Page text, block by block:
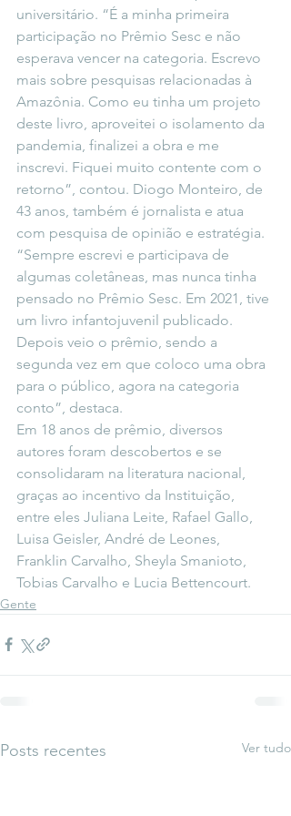
universitário. “É a minha primeira
participação no Prêmio Sesc e não
esperava vencer na categoria. Escrevo
mais sobre pesquisas relacionadas à
Amazônia. Como eu tinha um projeto
deste livro, aproveitei o isolamento da
pandemia, finalizei a obra e me
inscrevi. Fiquei muito contente com o
retorno”, contou. Diogo Monteiro, de
43 anos, também é jornalista e atua
com pesquisa de opinião e estratégia.
“Sempre escrevi e participava de
algumas coletâneas, mas nunca tinha
pensado no Prêmio Sesc. Em 2021, tive
um livro infantojuvenil publicado.
Depois veio o prêmio, sendo a
segunda vez em que coloco uma obra
para o público, agora na categoria
conto”, destaca.
Em 18 anos de prêmio, diversos
autores foram descobertos e se
consolidaram na literatura nacional,
graças ao incentivo da Instituição,
entre eles Juliana Leite, Rafael Gallo,
Luisa Geisler, André de Leones,
Franklin Carvalho, Sheyla Smanioto,
Tobias Carvalho e Lucia Bettencourt.
Gente
Posts recentes Ver tudo